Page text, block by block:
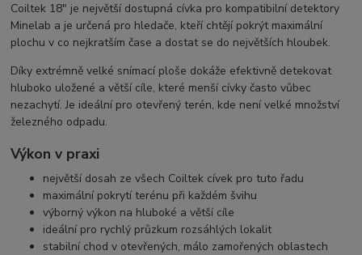
Coiltek 18" je největší dostupná cívka pro kompatibilní detektory
Minelab a je určená pro hledače, kteří chtějí pokrýt maximální
plochu v co nejkratším čase a dostat se do největších hloubek.
Díky extrémně velké snímací ploše dokáže efektivně detekovat
hluboko uložené a větší cíle, které menší cívky často vůbec
nezachytí. Je ideální pro otevřený terén, kde není velké množství
železného odpadu.
Výkon v praxi
největší dosah ze všech Coiltek cívek pro tuto řadu
maximální pokrytí terénu při každém švihu
výborný výkon na hluboké a větší cíle
ideální pro rychlý průzkum rozsáhlých lokalit
stabilní chod v otevřených, málo zamořených oblastech